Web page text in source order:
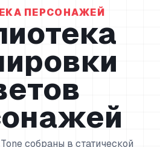
ПЕРСОНАЖЕЙ
собраны в статической